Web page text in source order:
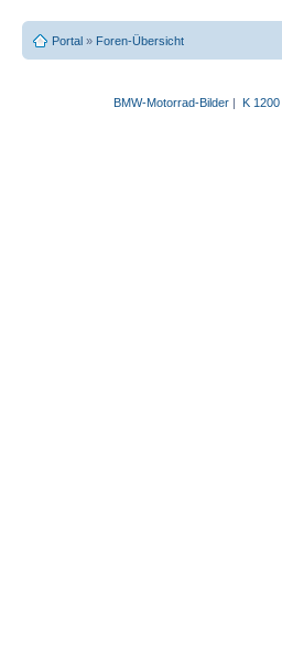
Portal » Foren-Übersicht
BMW-Motorrad-Bilder| K 1200